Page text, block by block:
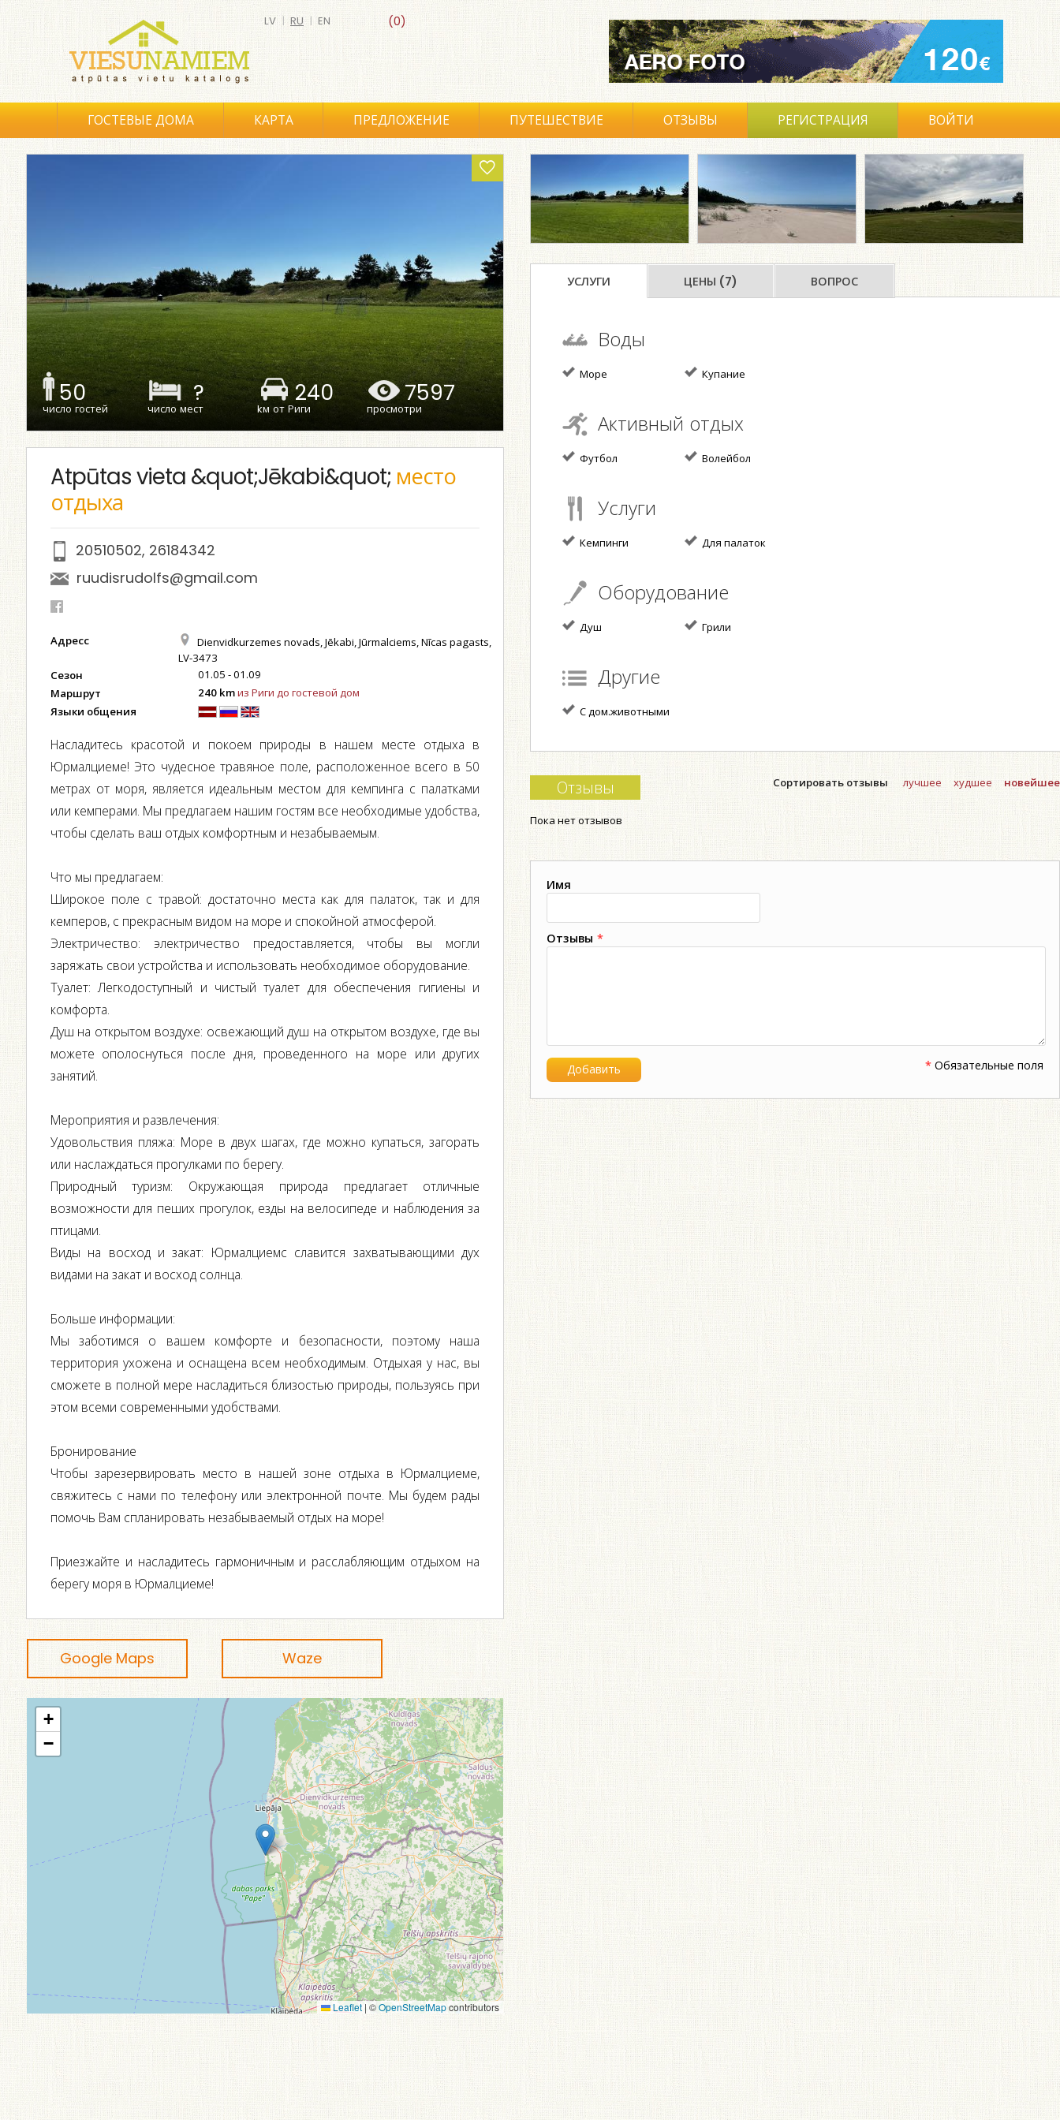
(0)
LV | RU | EN
ГОСТЕВЫЕ ДОМА КАРТА ПРЕДЛОЖЕНИЕ ПУТЕШЕСТВИЕ ОТЗЫВЫ РЕГИСТРАЦИЯ ВОЙТИ
50
число гостей
?
число мест
240
kм от Риги
7597
просмотри
Atpūtas vieta &quot;Jēkabi&quot; место
отдыха
20510502, 26184342
ruudisrudolfs@gmail.com
Адресс
Dienvidkurzemes novads, Jēkabi, Jūrmalciems, Nīcas pagasts,
LV-3473
Сезон 01.05 - 01.09
Маршрут 240 kmиз Риги до гостевой дом
Языки общения
Насладитесь красотой и покоем природы в нашем месте отдыха в
Юрмалциеме! Это чудесное травяное поле, расположенное всего в 50
метрах от моря, является идеальным местом для кемпинга с палатками
или кемперами. Мы предлагаем нашим гостям все необходимые удобства,
чтобы сделать ваш отдых комфортным и незабываемым.
Что мы предлагаем:
Широкое поле с травой: достаточно места как для палаток, так и для
кемперов, с прекрасным видом на море и спокойной атмосферой.
Электричество: электричество предоставляется, чтобы вы могли
заряжать свои устройства и использовать необходимое оборудование.
Туалет: Легкодоступный и чистый туалет для обеспечения гигиены и
комфорта.
Душ на открытом воздухе: освежающий душ на открытом воздухе, где вы
можете ополоснуться после дня, проведенного на море или других
занятий.
Мероприятия и развлечения:
Удовольствия пляжа: Море в двух шагах, где можно купаться, загорать
или наслаждаться прогулками по берегу.
Природный туризм: Окружающая природа предлагает отличные
возможности для пеших прогулок, езды на велосипеде и наблюдения за
птицами.
Виды на восход и закат: Юрмалциемс славится захватывающими дух
видами на закат и восход солнца.
Больше информации:
Мы заботимся о вашем комфорте и безопасности, поэтому наша
территория ухожена и оснащена всем необходимым. Отдыхая у нас, вы
сможете в полной мере насладиться близостью природы, пользуясь при
этом всеми современными удобствами.
Бронирование
Чтобы зарезервировать место в нашей зоне отдыха в Юрмалциеме,
свяжитесь с нами по телефону или электронной почте. Мы будем рады
помочь Вам спланировать незабываемый отдых на море!
Приезжайте и насладитесь гармоничным и расслабляющим отдыхом на
берегу моря в Юрмалциеме!
Google Maps Waze
+
−
Leaflet | ©OpenStreetMapcontributors
УСЛУГИ ЦЕНЫ (7) ВОПРОС
Воды
Море Купание
Активный отдых
Футбол Волейбол
Услуги
Кемпинги Для палаток
Оборудование
Душ Грили
Другие
С дом.животными
Сортировать отзывы лучшее худшее новейшее
Отзывы
Пока нет отзывов
Имя
Отзывы *
* Обязательные поля